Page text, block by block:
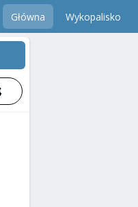
Główna Wykopalisko